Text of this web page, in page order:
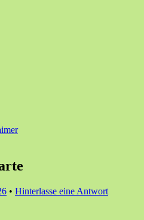
• Hinterlasse eine Antwort